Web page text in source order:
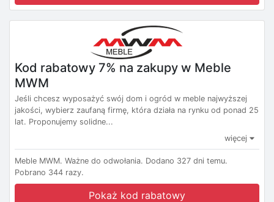
Kod rabatowy 7% na zakupy w Meble
MWM
Jeśli chcesz wyposażyć swój dom i ogród w meble najwyższej
jakości, wybierz zaufaną firmę, która działa na rynku od ponad 25
lat. Proponujemy solidne...
więcej
Meble MWM. Ważne do odwołania. Dodano 327 dni temu.
Pobrano 344 razy.
Pokaż kod rabatowy